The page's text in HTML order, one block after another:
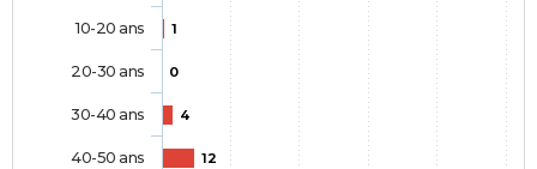
1
0
4
12
10-20 ans
20-30 ans
30-40 ans
40-50 ans